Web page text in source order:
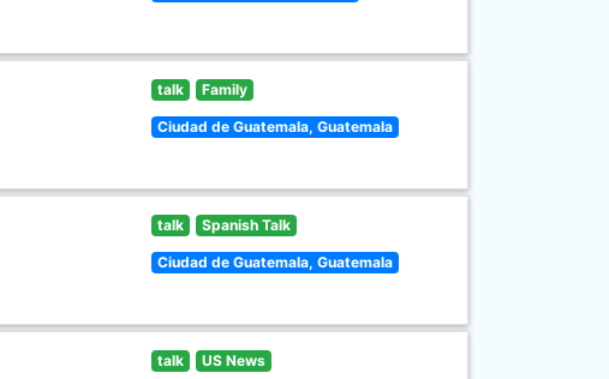
talk Family
Ciudad de Guatemala, Guatemala
talk Spanish Talk
Ciudad de Guatemala, Guatemala
talk US News